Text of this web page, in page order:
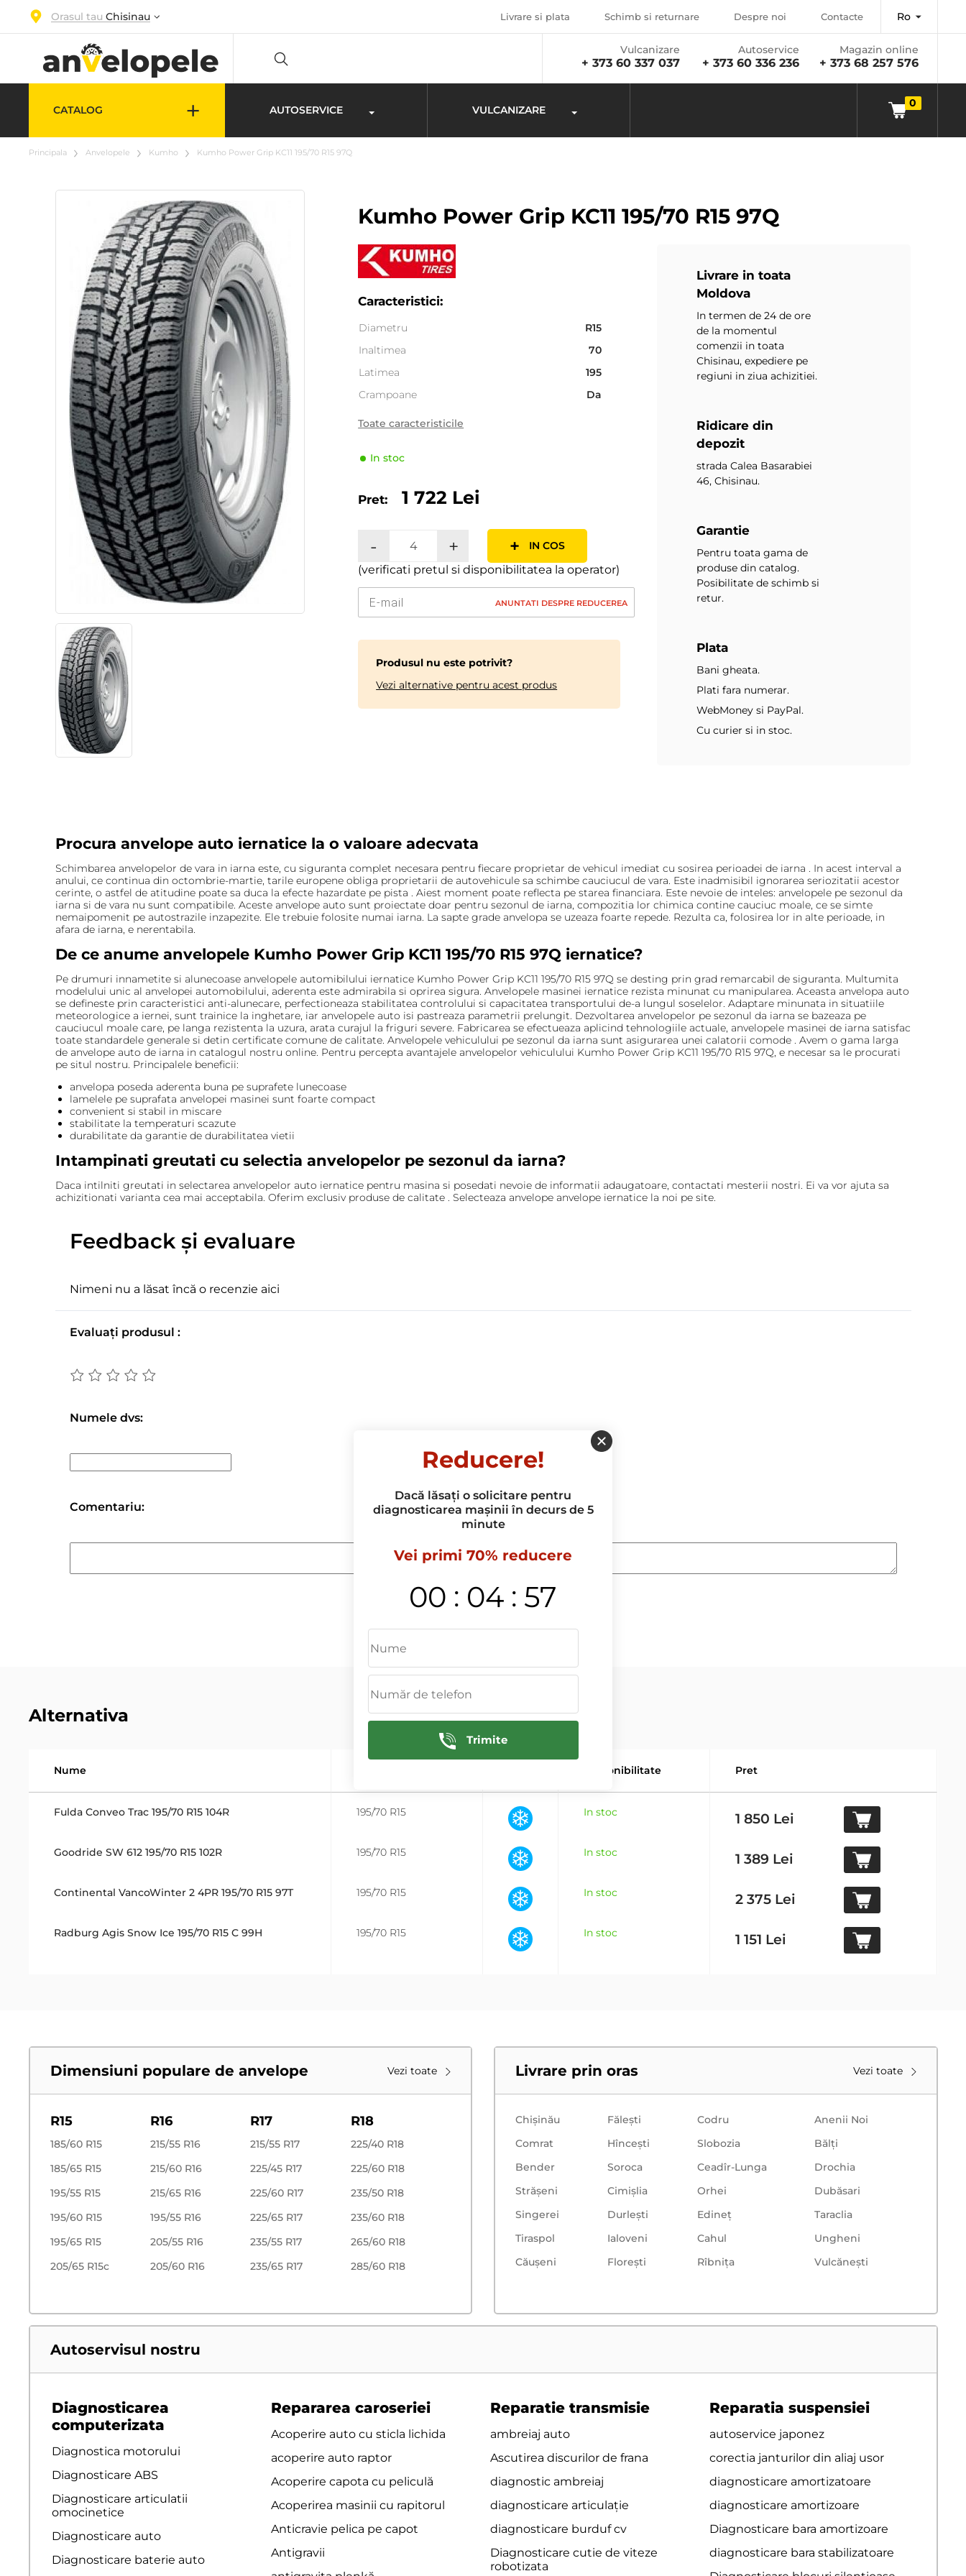
Orasul tau Chisinau Livrare si plata Schimb si returnare Despre noi Contacte Ro
Vulcanizare
+ 373 60 337 037
Autoservice
+ 373 60 336 236
Magazin online
+ 373 68 257 576
CATALOG + AUTOSERVICE VULCANIZARE
0
Principala Anvelopele Kumho Kumho Power Grip KC11 195/70 R15 97Q
Kumho Power Grip KC11 195/70 R15 97Q
Caracteristici:
Diametru
R15
Inaltimea
70
Latimea
195
Crampoane
Da
Tara
Tipul de vehicul
Indicele de viteză
97 (730kg)
Toate caracteristicile
In stoc
Pret: 1 722 Lei
- + + IN COS
(verificati pretul si disponibilitatea la operator)
ANUNTATI DESPRE REDUCEREA
Produsul nu este potrivit?
Vezi alternative pentru acest produs
Livrare in toata
Moldova
In termen de 24 de ore
de la momentul
comenzii in toata
Chisinau, expediere pe
regiuni in ziua achizitiei.
Ridicare din
depozit
strada Calea Basarabiei
46, Chisinau.
Garantie
Pentru toata gama de
produse din catalog.
Posibilitate de schimb si
retur.
Plata
Bani gheata.
Plati fara numerar.
WebMoney si PayPal.
Cu curier si in stoc.
Procura anvelope auto iernatice la o valoare adecvata
Schimbarea anvelopelor de vara in iarna este, cu siguranta complet necesara pentru fiecare proprietar de vehicul imediat cu sosirea perioadei de iarna . In acest interval a
anului, ce continua din octombrie-martie, tarile europene obliga proprietarii de autovehicule sa schimbe cauciucul de vara. Este inadmisibil ignorarea seriozitatii acestor
cerinte, o astfel de atitudine poate sa duca la efecte hazardate pe pista . Aiest moment poate reflecta pe starea financiara. Este nevoie de inteles: anvelopele pe sezonul da
iarna si de vara nu sunt compatibile. Aceste anvelope auto sunt proiectate doar pentru sezonul de iarna, compozitia lor chimica contine cauciuc moale, ce se simte
nemaipomenit pe autostrazile inzapezite. Ele trebuie folosite numai iarna. La sapte grade anvelopa se uzeaza foarte repede. Rezulta ca, folosirea lor in alte perioade, in
afara de iarna, e nerentabila.
De ce anume anvelopele Kumho Power Grip KC11 195/70 R15 97Q iernatice?
Pe drumuri innametite si alunecoase anvelopele automibilului iernatice Kumho Power Grip KC11 195/70 R15 97Q se desting prin grad remarcabil de siguranta. Multumita
modelului unic al anvelopei automobilului, aderenta este admirabila si oprirea sigura. Anvelopele masinei iernatice rezista minunat cu manipularea. Aceasta anvelopa auto
se defineste prin caracteristici anti-alunecare, perfectioneaza stabilitatea controlului si capacitatea transportului de-a lungul soselelor. Adaptare minunata in situatiile
meteorologice a iernei, sunt trainice la inghetare, iar anvelopele auto isi pastreaza parametrii prelungit. Dezvoltarea anvelopelor pe sezonul da iarna se bazeaza pe
cauciucul moale care, pe langa rezistenta la uzura, arata curajul la friguri severe. Fabricarea se efectueaza aplicind tehnologiile actuale, anvelopele masinei de iarna satisfac
toate standardele generale si detin certificate comune de calitate. Anvelopele vehiculului pe sezonul da iarna sunt asigurarea unei calatorii comode . Avem o gama larga
de anvelope auto de iarna in catalogul nostru online. Pentru percepta avantajele anvelopelor vehiculului Kumho Power Grip KC11 195/70 R15 97Q, e necesar sa le procurati
pe situl nostru. Principalele beneficii:
anvelopa poseda aderenta buna pe suprafete lunecoase
lamelele pe suprafata anvelopei masinei sunt foarte compact
convenient si stabil in miscare
stabilitate la temperaturi scazute
durabilitate da garantie de durabilitatea vietii
Intampinati greutati cu selectia anvelopelor pe sezonul da iarna?
Daca intilniti greutati in selectarea anvelopelor auto iernatice pentru masina si posedati nevoie de informatii adaugatoare, contactati mesterii nostri. Ei va vor ajuta sa
achizitionati varianta cea mai acceptabila. Oferim exclusiv produse de calitate . Selecteaza anvelope anvelope iernatice la noi pe site.
Feedback și evaluare
Nimeni nu a lăsat încă o recenzie aici
Evaluați produsul :
Numele dvs:
Comentariu:
Alternativa
Nume Disponibilitate Pret
Fulda Conveo Trac 195/70 R15 104R 195/70 R15 In stoc 1 850 Lei
Goodride SW 612 195/70 R15 102R 195/70 R15 In stoc 1 389 Lei
Continental VancoWinter 2 4PR 195/70 R15 97T 195/70 R15 In stoc 2 375 Lei
Radburg Agis Snow Ice 195/70 R15 C 99H 195/70 R15 In stoc 1 151 Lei
Dimensiuni populare de anvelope Vezi toate
R15
185/60 R15
185/65 R15
195/55 R15
195/60 R15
195/65 R15
205/65 R15c
R16
215/55 R16
215/60 R16
215/65 R16
195/55 R16
205/55 R16
205/60 R16
R17
215/55 R17
225/45 R17
225/60 R17
225/65 R17
235/55 R17
235/65 R17
R18
225/40 R18
225/60 R18
235/50 R18
235/60 R18
265/60 R18
285/60 R18
Livrare prin oras Vezi toate
Chișinău Făleşti Codru
Anenii Noi
Comrat
Hînceşti Slobozia
Bălţi
Bender
Soroca Ceadîr-Lunga
Drochia
Strășeni
Cimișlia Orhei
Dubăsari
Singerei
Durlești Edineț
Taraclia
Tiraspol
Ialoveni Cahul
Ungheni
Căușeni
Floreşti Rîbnița Vulcăneşti
Autoservisul nostru
Diagnosticarea
computerizata
Diagnostica motorului
Diagnosticare ABS
Diagnosticare articulatii
omocinetice
Diagnosticare auto
Diagnosticare baterie auto
Repararea caroseriei
Acoperire auto cu sticla lichida
acoperire auto raptor
Acoperire capota cu peliculă
Acoperirea masinii cu rapitorul
Anticravie pelica pe capot
Antigravii
Reparatie transmisie
ambreiaj auto
Ascutirea discurilor de frana
diagnostic ambreiaj
diagnosticare articulație
diagnosticare burduf cv
Diagnosticare cutie de viteze
robotizata
Reparatia suspensiei
autoservice japonez
corectia janturilor din aliaj usor
diagnosticare amortizatoare
diagnosticare amortizoare
Diagnosticare bara amortizoare
diagnosticare bara stabilizatoare
Reducere!
Dacă lăsați o solicitare pentru
diagnosticarea mașinii în decurs de 5
minute
Vei primi 70% reducere
00 : 04 : 56
Trimite